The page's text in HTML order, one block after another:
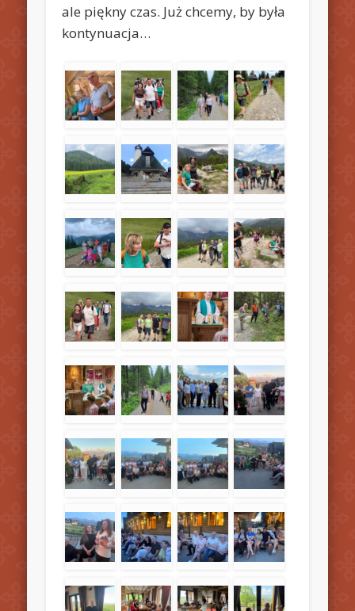
ale piękny czas. Już chcemy, by była
kontynuacja…